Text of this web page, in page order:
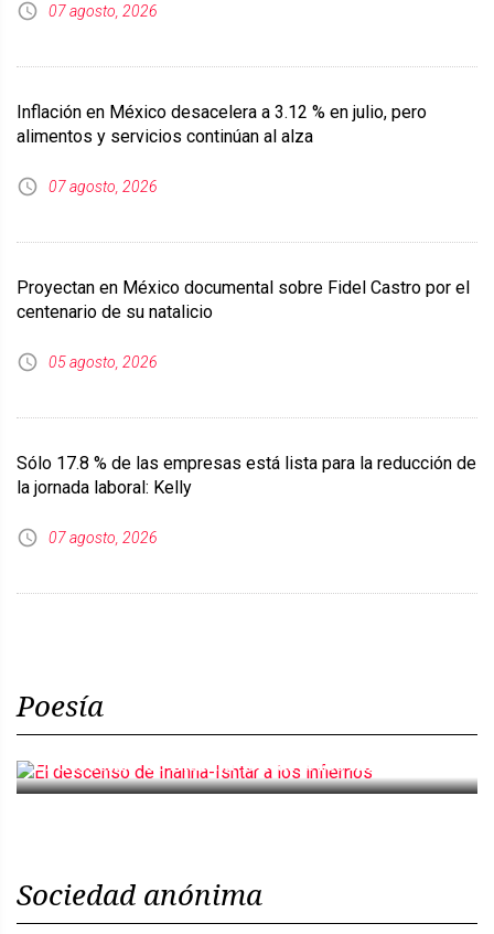
07 agosto, 2026
Inflación en México desacelera a 3.12 % en julio, pero
alimentos y servicios continúan al alza
07 agosto, 2026
Proyectan en México documental sobre Fidel Castro por el
centenario de su natalicio
05 agosto, 2026
Sólo 17.8 % de las empresas está lista para la reducción de
la jornada laboral: Kelly
07 agosto, 2026
Poesía
El descenso de Inanna-Ishtar a los infiernos
Sociedad anónima